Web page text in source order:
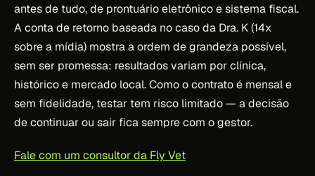
antes de tudo, de prontuário eletrônico e sistema fiscal.
A conta de retorno baseada no caso da Dra. K (14x
sobre a mídia) mostra a ordem de grandeza possível,
sem ser promessa: resultados variam por clínica,
histórico e mercado local. Como o contrato é mensal e
sem fidelidade, testar tem risco limitado — a decisão
de continuar ou sair fica sempre com o gestor.
Fale com um consultor da Fly Vet